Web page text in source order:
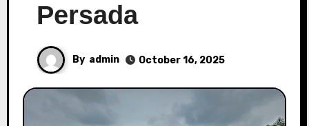
Persada
By admin October 16, 2025